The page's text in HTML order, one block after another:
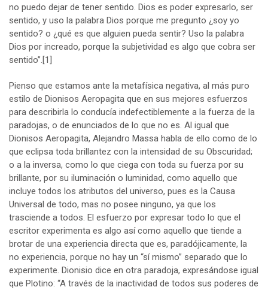
no puedo dejar de tener sentido. Dios es poder expresarlo, ser
sentido, y uso la palabra Dios porque me pregunto ¿soy yo
sentido? o ¿qué es que alguien pueda sentir? Uso la palabra
Dios por increado, porque la subjetividad es algo que cobra ser
sentido”.[1]
Pienso que estamos ante la metafísica negativa, al más puro
estilo de Dionisos Aeropagita que en sus mejores esfuerzos
para describirla lo conducía indefectiblemente a la fuerza de la
paradojas, o de enunciados de lo que no es. Al igual que
Dionisos Aeropagita, Alejandro Massa habla de ello como de lo
que eclipsa toda brillantez con la intensidad de su Obscuridad;
o a la inversa, como lo que ciega con toda su fuerza por su
brillante, por su iluminación o luminidad, como aquello que
incluye todos los atributos del universo, pues es la Causa
Universal de todo, mas no posee ninguno, ya que los
trasciende a todos. El esfuerzo por expresar todo lo que el
escritor experimenta es algo así como aquello que tiende a
brotar de una experiencia directa que es, paradójicamente, la
no experiencia, porque no hay un “sí mismo” separado que lo
experimente. Dionisio dice en otra paradoja, expresándose igual
que Plotino: “A través de la inactividad de todos sus poderes de